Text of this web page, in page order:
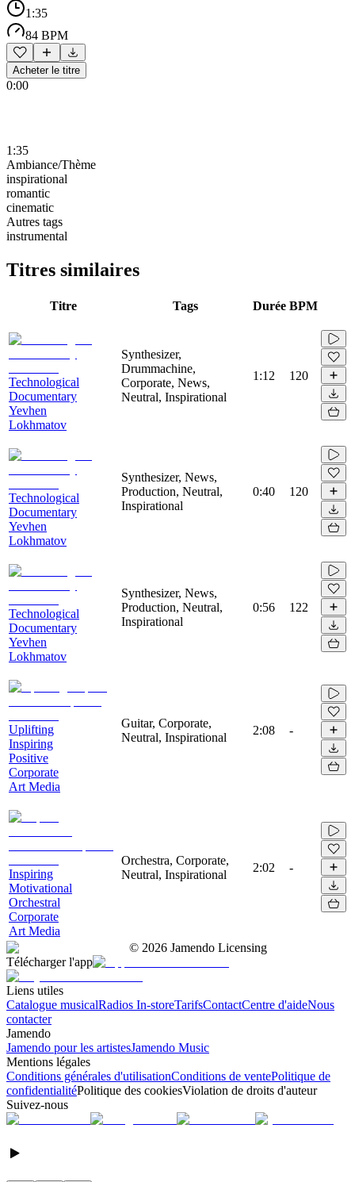
1:35
84 BPM
Acheter le titre
0:00
1:35
Ambiance/Thème
inspirational
romantic
cinematic
Autres tags
instrumental
Titres similaires
Titre Tags Durée BPM
Technological
Documentary
Yevhen
Lokhmatov
Synthesizer,
Drummachine,
Corporate, News,
Neutral, Inspirational
1:12 120
Technological
Documentary
Yevhen
Lokhmatov
Synthesizer, News,
Production, Neutral,
Inspirational
0:40 120
Technological
Documentary
Yevhen
Lokhmatov
Synthesizer, News,
Production, Neutral,
Inspirational
0:56 122
Uplifting
Inspiring
Positive
Corporate
Art Media
Guitar, Corporate,
Neutral, Inspirational
2:08 -
Inspiring
Motivational
Orchestral
Corporate
Art Media
Orchestra, Corporate,
Neutral, Inspirational
2:02 -
© 2026 Jamendo Licensing
Télécharger l'app
Liens utiles
Catalogue musicalRadios In-storeTarifsContactCentre d'aideNous
contacter
Jamendo
Jamendo pour les artistesJamendo Music
Mentions légales
Conditions générales d'utilisationConditions de ventePolitique de
confidentialitéPolitique des cookiesViolation de droits d'auteur
Suivez-nous